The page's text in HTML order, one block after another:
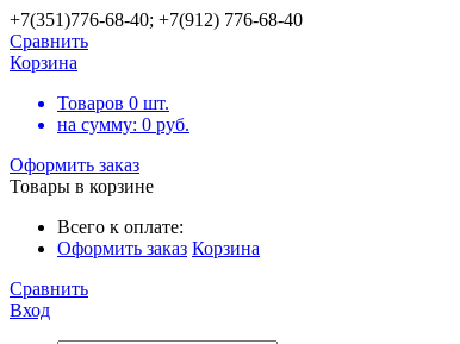
+7(351)776-68-40; +7(912) 776-68-40
Сравнить
Корзина
Товаров 0 шт.
на сумму: 0 руб.
Оформить заказ
Товары в корзине
Всего к оплате:
Оформить заказ Корзина
Сравнить
Вход